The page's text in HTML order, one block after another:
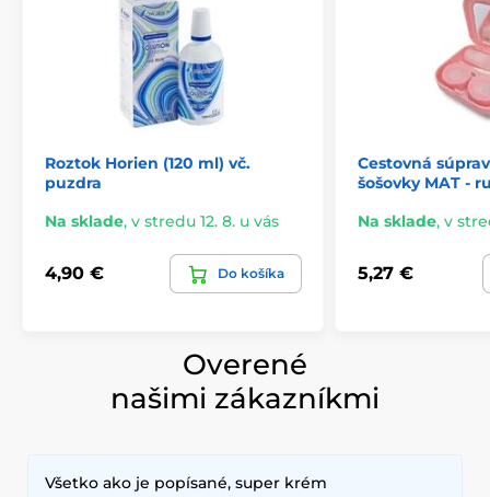
Roztok Horien (120 ml) vč.
puzdra
Na sklade, v stredu 12. 8. u vás
4,90 € Do košíka
Cestovná
šošovky MAT -
Na sklade, v
5,27 €
Overené
našimi zákazníkmi
Všetko ako je popísané, super krém